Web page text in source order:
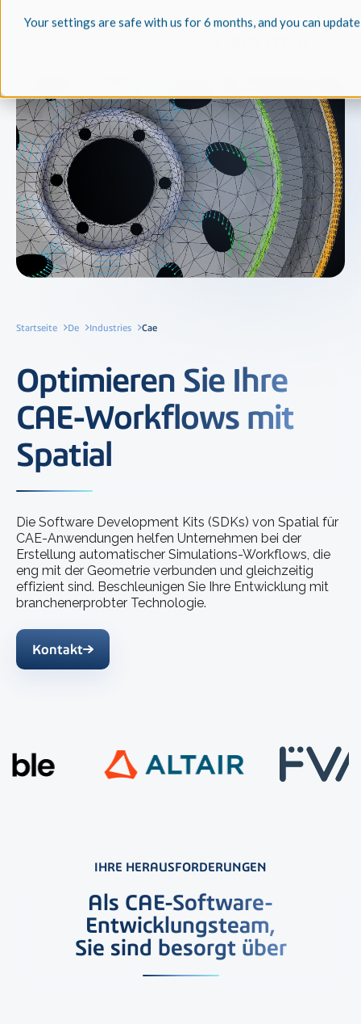
Your settings are safe with us for 6 months, and you can
Startseite De Industries Cae
Optimieren Sie Ihre
CAE-Workflows mit
Spatial
Die Software Development Kits (SDKs) von Spatial für
CAE-Anwendungen helfen Unternehmen bei der
Erstellung automatischer Simulations-Workflows, die
eng mit der Geometrie verbunden und gleichzeitig
effizient sind. Beschleunigen Sie Ihre Entwicklung mit
branchenerprobter Technologie.
Kontakt
IHRE HERAUSFORDERUNGEN
Als CAE-Software-
Entwicklungsteam,
Sie sind besorgt über